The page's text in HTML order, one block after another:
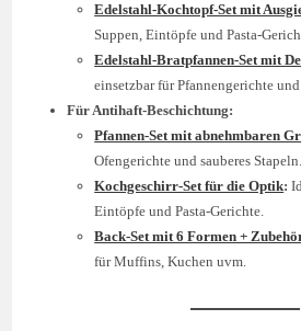
Edelstahl-Kochtopf-Set mit
Suppen, Eintöpfe und Pasta-
Edelstahl-Bratpfannen-Set mit
einsetzbar für Pfannengerichte
Für Antihaft-Beschichtung:
Pfannen-Set mit abnehmbaren
Ofengerichte und sauberes Stapeln.
Kochgeschirr-Set für die Optik:
Eintöpfe und Pasta-Gerichte.
Back-Set mit 6 Formen +
für Muffins, Kuchen uvm.